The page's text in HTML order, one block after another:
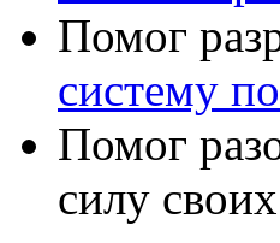
Помог
систему
Помог
силу